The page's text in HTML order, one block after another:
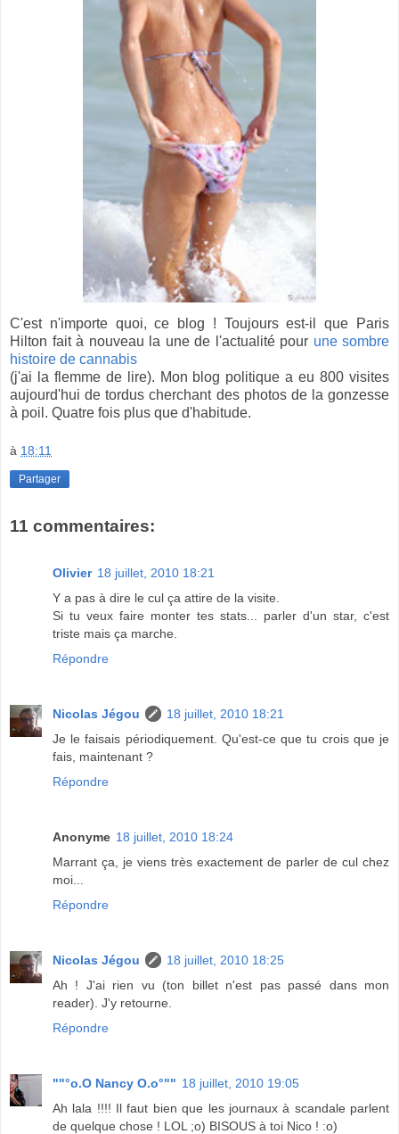
C'est n'importe quoi, ce blog ! Toujours est-il que Paris
Hilton fait à nouveau la une de l'actualité pour une sombre
histoire de cannabis
(j'ai la flemme de lire). Mon blog politique a eu 800 visites
aujourd'hui de tordus cherchant des photos de la gonzesse
à poil. Quatre fois plus que d'habitude.
à 18:11
Partager
11 commentaires:
Olivier 18 juillet, 2010 18:21
Y a pas à dire le cul ça attire de la visite.
Si tu veux faire monter tes stats... parler d'un star, c'est
triste mais ça marche.
Répondre
Nicolas Jégou
18 juillet, 2010 18:21
Je le faisais périodiquement. Qu'est-ce que tu crois que je
fais, maintenant ?
Répondre
Anonyme 18 juillet, 2010 18:24
Marrant ça, je viens très exactement de parler de cul chez
moi...
Répondre
Nicolas Jégou
18 juillet, 2010 18:25
Ah ! J'ai rien vu (ton billet n'est pas passé dans mon
reader). J'y retourne.
Répondre
""°o.O Nancy O.o°"" 18 juillet, 2010 19:05
Ah lala !!!! Il faut bien que les journaux à scandale parlent
de quelque chose ! LOL ;o) BISOUS à toi Nico ! :o)